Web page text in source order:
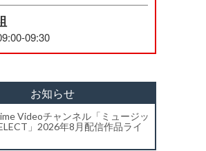
09:30
お知らせ
Videoチャンネル「ミュージッ
」2026年8月配信作品ライ